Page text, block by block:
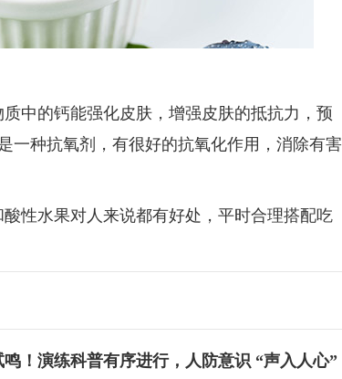
的钙能强化皮肤，增强皮肤的抵抗力，预
一种抗氧剂，有很好的抗氧化作用，消除有害
水果对人来说都有好处，平时合理搭配吃
！演练科普有序进行，人防意识 “声入人心”